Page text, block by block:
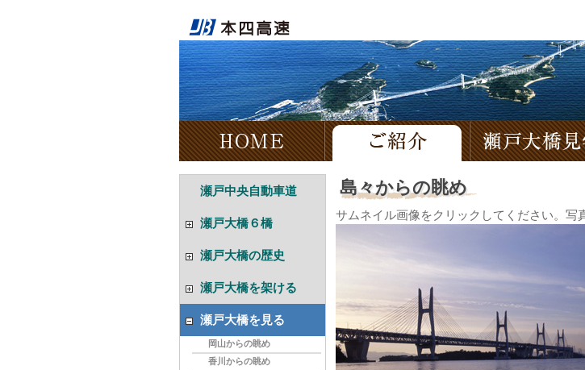
HOME ご紹介
瀬戸中央自動車道
瀬戸大橋６橋
下津井瀬戸大橋
櫃石島橋
与島橋
北備讃瀬戸大橋
南備讃瀬戸大橋
瀬戸大橋の歴史
ルートの選定
着工までの経緯
瀬戸大橋を架ける
水中発破
海底掘削
ケーソン製作・設置
瀬戸大橋を見る
岡山からの眺め
香川からの眺め
島々からの眺め
サムネイル画像をクリックしてください。写